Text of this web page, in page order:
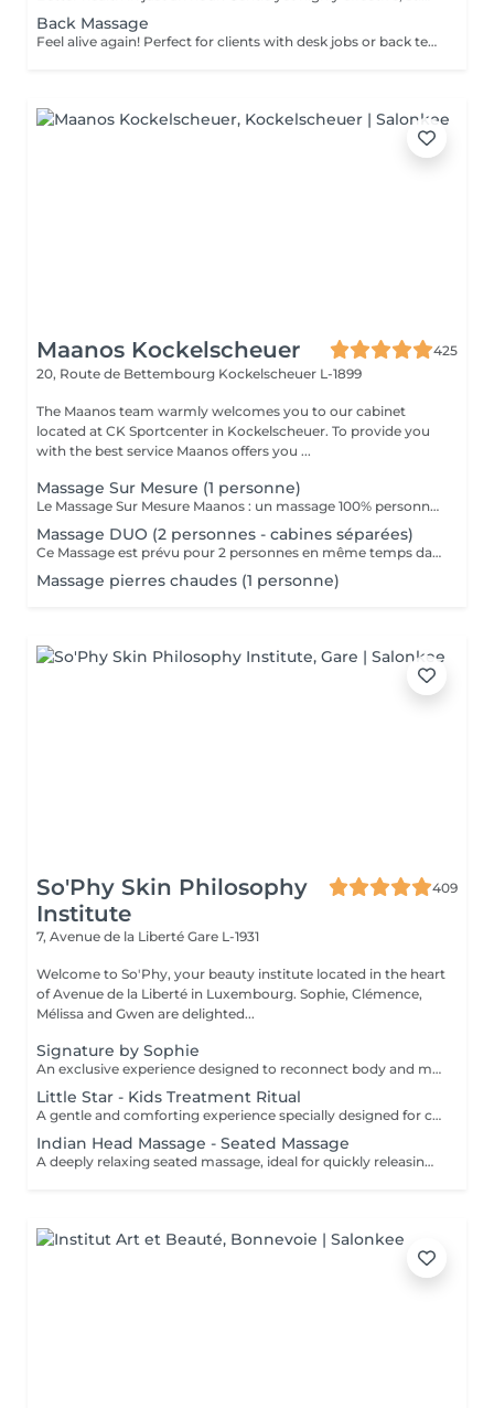
Back Massage
Feel alive again! Perfect for clients with desk jobs or back tension, focuses on relieving stress, tightness, and knots in the back and shoulders. Whether you suffer from chronic back pain or occasional tension, this treatment provides targeted relief and improved posture. Cupping therapy is an ancient healing technique that uses special cups to create gentle suction on the skin. This suction promotes blood flow, relieves muscle tension, reduces inflammation, and supports deep relaxation. The treatment can help release toxins, improve circulation, and ease chronic pain or stiffness. Age restrictions: there are no age restrictions for this procedure. Post procedure recommendations: do not do sport and any sharp movements for 2-3 hours after the procedure. Frequency: 1-2 times per week, 10 times in total. Repeat once in 3-6 months.
Maanos Kockelscheuer
425
20, Route de Bettembourg Kockelscheuer L-1899
The Maanos team warmly welcomes you to our cabinet
located at CK Sportcenter in Kockelscheuer. To provide you
with the best service Maanos offers you ...
Massage Sur Mesure (1 personne)
Le Massage Sur Mesure Maanos : un massage 100% personnalisé en fonction de vos besoins et de vos envies !
Massage DUO (2 personnes - cabines séparées)
Ce Massage est prévu pour 2 personnes en même temps dans 2 CABINES SÉPARÉES. Les 2 massages seront Sur Mesure, en fonction des envies et des besoins de chacun. -> Pour une cabine Duo voir Limpertsberg, Soleuvre ou Marnach.
Massage pierres chaudes (1 personne)
So'Phy Skin Philosophy
Institute
409
7, Avenue de la Liberté Gare L-1931
Welcome to So'Phy, your beauty institute located in the heart
of Avenue de la Liberté in Luxembourg. Sophie, Clémence,
Mélissa and Gwen are delighted...
Signature by Sophie
An exclusive experience designed to reconnect body and mind. This signature treatment begins with a warm and soothing foot bath, inviting the body to slow down and release the first tensions. It continues with a deeply relaxing back massage, designed to relieve muscular tension, calm the nervous system and create a true sense of letting go. The experience then continues with a fully personalised facial, tailored to your skin's specific needs to cleanse, hydrate and restore comfort and radiance. At the heart of this ritual lies Sophie's signature massage, the KobiLift® : a precise and enveloping technique that stimulates, drains and firms the skin while enhancing its natural glow. Beyond visible results, this treatment brings a deep sense of balance, lightness and renewal. A suspended moment where time slows down, the mind relaxes and the body feels fully cared for. Ideal for those seeking deep relaxation, radiant skin and a true moment of reconnection.
Little Star - Kids Treatment Ritual
A gentle and comforting experience specially designed for children, introducing them to the pleasure of self-care in a safe and caring environment. You can choose the duration (60 or 90 minutes), and we create a personalised ritual adapted to their age, preferences and sensitivity. The experience may include a mini facial, a relaxing massage, a mini manicure or pedicure, with the option of nail polish application. Each session is designed as a playful and soothing moment, allowing children to discover well-being in a gentle way. The perfect introduction to self-care, respecting their pace and individual needs.
Indian Head Massage - Seated Massage
A deeply relaxing seated massage, ideal for quickly releasing built-up tension. Inspired by Ayurvedic techniques, this treatment focuses on the upper back, shoulders, neck and scalp to relieve muscular tension and calm the nervous system. Through targeted movements, it provides an immediate feeling of lightness, promotes mental relaxation and improves overall rest. An ideal treatment for a quick and effective break, helping you release pressure and restore a sense of calm and balance.